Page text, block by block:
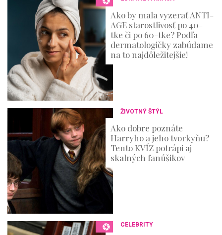
Ako by mala vyzerať ANTI-
AGE starostlivosť po 40-
tke či po 60-tke? Podľa
dermatologičky zabúdame
na to najdôležitejšie!
ŽIVOTNÝ ŠTÝL
Ako dobre poznáte
Harryho a jeho tvorkyňu?
Tento KVÍZ potrápi aj
skalných fanúšikov
CELEBRITY